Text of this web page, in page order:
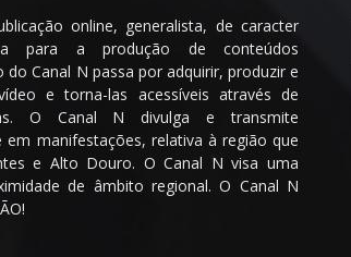
online, generalista, de caracter
para a produção de conteúdos
Canal N passa por adquirir, produzir e
e torna-las acessíveis através de
O Canal N divulga e transmite
manifestações, relativa à região que
e Alto Douro. O Canal N visa uma
de âmbito regional. O Canal N